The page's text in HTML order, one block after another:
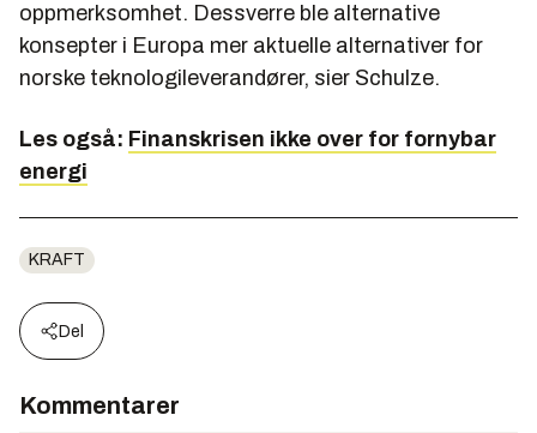
oppmerksomhet. Dessverre ble alternative
konsepter i Europa mer aktuelle alternativer for
norske teknologileverandører, sier Schulze.
Les også: Finanskrisen ikke over for fornybar
energi
KRAFT
Del
Kommentarer